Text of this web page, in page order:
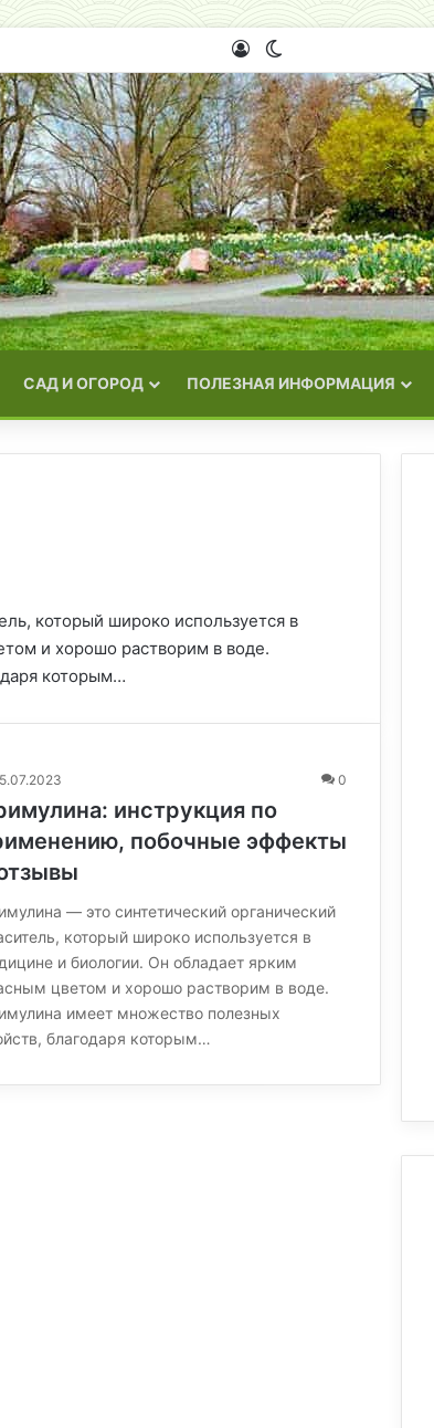
Войти
САД И ОГОРОД ПОЛЕЗНАЯ ИНФОРМАЦИЯ
который широко используется в
и хорошо растворим в воде.
которым…
0
инструкция по
побочные эффекты
— это синтетический органический
который широко используется в
и биологии. Он обладает ярким
цветом и хорошо растворим в воде.
имеет множество полезных
благодаря которым…